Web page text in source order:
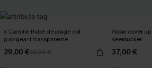
x Camille Robe de plage col
plongeant transparente
29,00 €32,00 €
Robe cover
seersucker
37,00 €